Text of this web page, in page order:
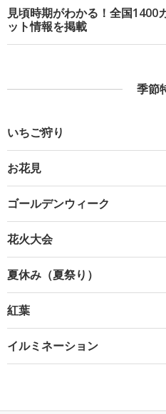
見頃時期がわかる！全国1400
ット情報を掲載
季節
いちご狩り
お花見
ゴールデンウィーク
花火大会
夏休み（夏祭り）
紅葉
イルミネーション